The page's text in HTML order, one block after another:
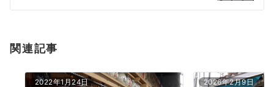
ン
関連記事
2022年1月24日 2026年2月9日